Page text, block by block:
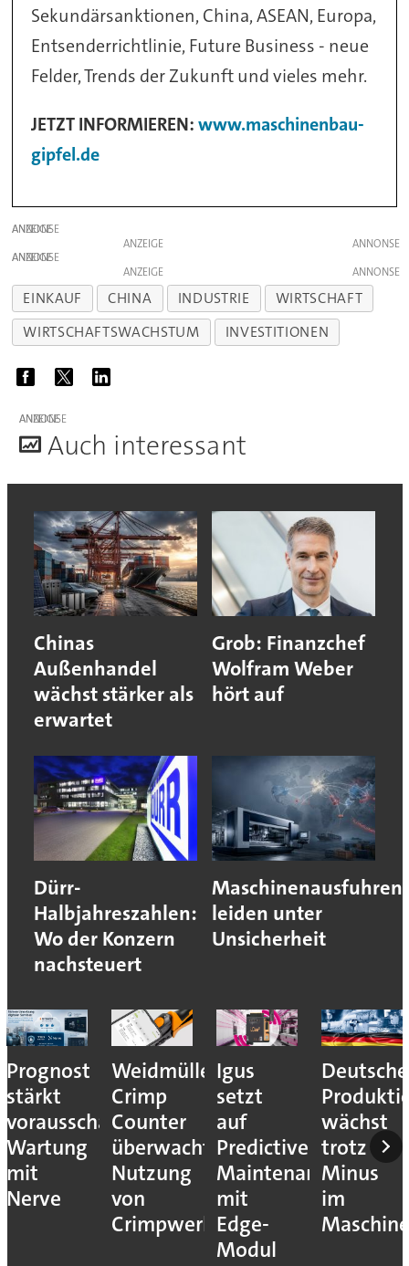
Sekundärsanktionen, China, ASEAN, Europa,
Entsenderrichtlinie, Future Business - neue
Felder, Trends der Zukunft und vieles mehr.
JETZT INFORMIEREN:www.maschinenbau-
gipfel.de
ANZEIGE
ANZEIGE
ANZEIGE
ANZEIGE
EINKAUF CHINA INDUSTRIE
WIRTSCHAFT
WIRTSCHAFTSWACHSTUM
INVESTITIONEN
ANZEIGE
Auch interessant
Chinas
Außenhandel
wächst stärker als
erwartet
Grob: Finanzchef
Wolfram Weber
hört auf
Dürr-
Halbjahreszahlen:
Wo der Konzern
nachsteuert
Maschinenausfuhren
leiden unter
Unsicherheit
Prognost
stärkt
vorausschauende
Wartung
mit
Nerve
Weidmüller:
Crimp
Counter
überwacht
Nutzung
von
Crimpwerkzeugen
Igus
setzt
auf
Predictive
Maintenance
mit
Edge-
Modul
Deutsche
wächst
trotz
Minus
im